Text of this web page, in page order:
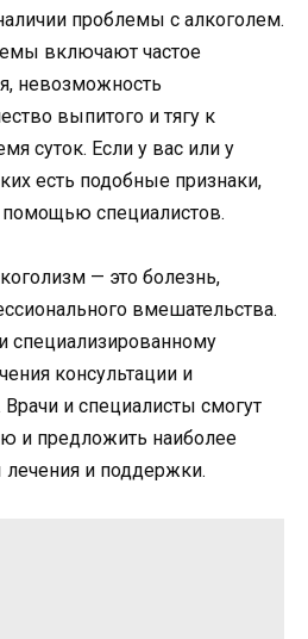
проблемы с алкоголем.
включают частое
невозможность
выпитого и тягу к
суток. Если у вас или у
есть подобные признаки,
помощью специалистов.
— это болезнь,
вмешательства.
специализированному
консультации и
и специалисты смогут
и предложить наиболее
и поддержки.